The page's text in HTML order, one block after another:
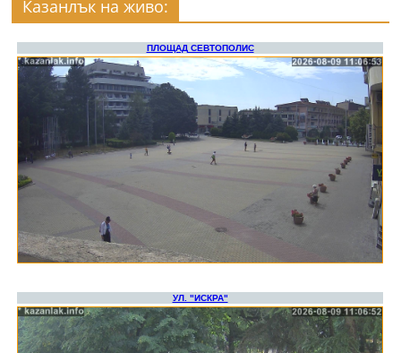
Казанлък на живо: